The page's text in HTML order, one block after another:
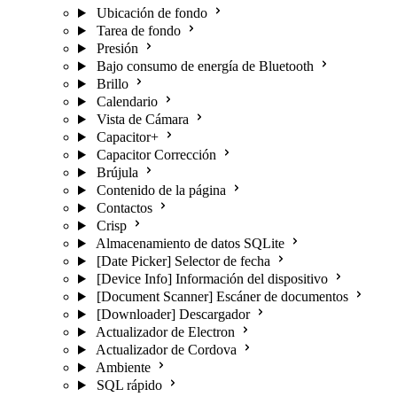
Ubicación de fondo
Tarea de fondo
Presión
Bajo consumo de energía de Bluetooth
Brillo
Calendario
Vista de Cámara
Capacitor+
Capacitor Corrección
Brújula
Contenido de la página
Contactos
Crisp
Almacenamiento de datos SQLite
[Date Picker] Selector de fecha
[Device Info] Información del dispositivo
[Document Scanner] Escáner de documentos
[Downloader] Descargador
Actualizador de Electron
Actualizador de Cordova
Ambiente
SQL rápido